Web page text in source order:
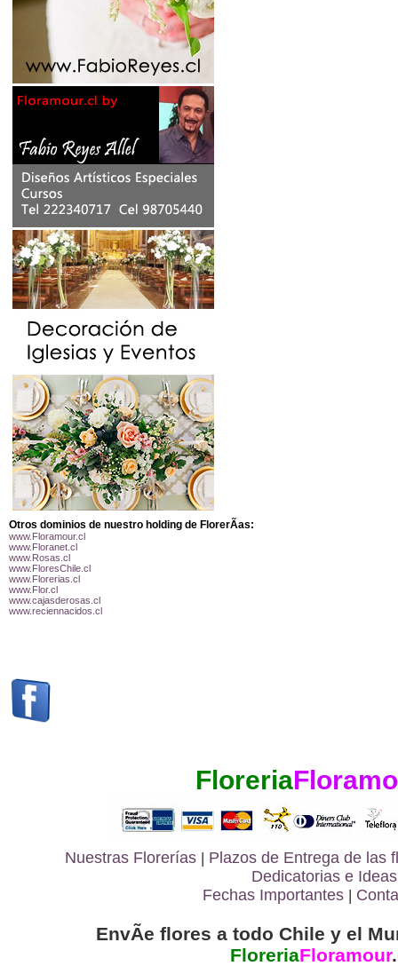
Otros dominios de nuestro holding de FlorerÃ­as:
www.Floramour.cl
www.Floranet.cl
www.Rosas.cl
www.FloresChile.cl
www.Florerias.cl
www.Flor.cl
www.cajasderosas.cl
www.reciennacidos.cl
Floreria
Nuestras Florerías | Plazos de Entrega de las
Dedicatorias e Ideas
Fechas Importantes |
EnvÃ­e flores a todo Chile y el
FloreriaFloramour.